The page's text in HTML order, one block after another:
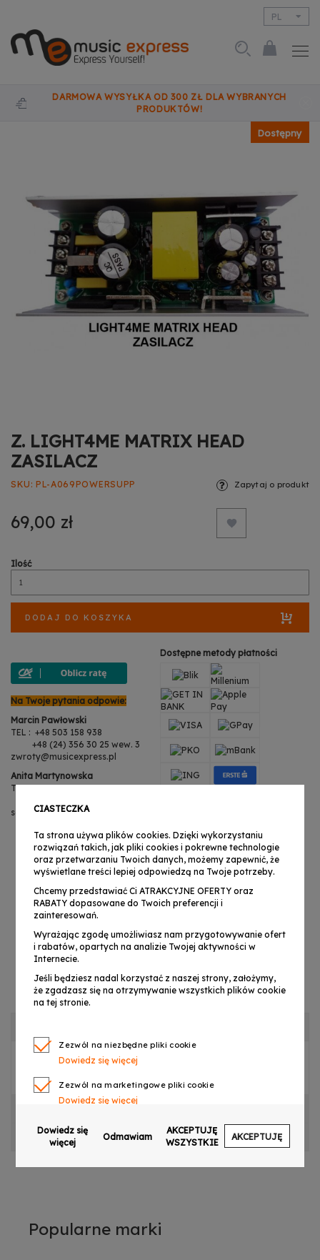
PL
DARMOWA WYSYŁKA OD 300 ZŁ DLA WYBRANYCH
PRODUKTÓW!
Dostępny
Z. LIGHT4ME MATRIX HEAD
ZASILACZ
SKU PL-A069POWERSUPP
69,00 zł
Zapytaj o produkt
Ilość
DODAJ DO KOSZYKA
Na Twoje pytania odpowie:
Marcin Pawłowski
TEL : +48 503 158 938
+48 (24) 356 30 25 wew. 3
zwroty@musicexpress.pl
Anita Martynowska
TEL : +48 503 158 938
serwis@musicexpress.pl
Dostępne metody płatności
CECHY PRODUKTU
OPINIE
Popularne marki
CIASTECZKA
Ta strona używa plików cookies. Dzięki wykorzystaniu
rozwiązań takich, jak pliki cookies i pokrewne technologie
oraz przetwarzaniu Twoich danych, możemy zapewnić, że
wyświetlane treści lepiej odpowiedzą na Twoje potrzeby.
Chcemy przedstawiać Ci ATRAKCYJNE OFERTY oraz
RABATY dopasowane do Twoich preferencji i
zainteresowań.
Wyrażając zgodę umożliwiasz nam przygotowywanie ofert
i rabatów, opartych na analizie Twojej aktywności w
Internecie.
Jeśli będziesz nadal korzystać z naszej strony, założymy,
że zgadzasz się na otrzymywanie wszystkich plików cookie
na tej stronie.
Zezwól na niezbędne pliki cookie
Dowiedz się więcej
Zezwól na marketingowe pliki cookie
Dowiedz się więcej
Zezwól na pliki cookie dotyczące preferencji
Dowiedz się więcej
Zezwól na ciasteczka analityczne
Dowiedz się więcej
Dowiedz się
więcej
Odmawiam
AKCEPTUJĘ
WSZYSTKIE
AKCEPTUJĘ